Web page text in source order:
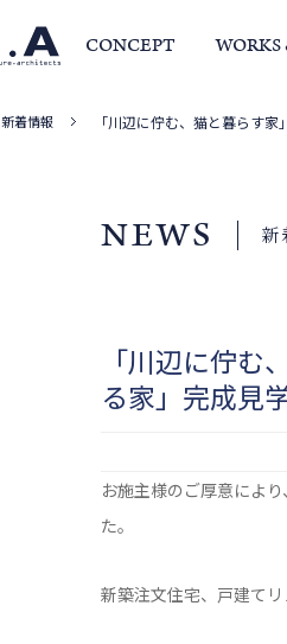
CONCEPT WORKS
事例集
サービス・家づくりの流れ 室
新着情報 「川辺に佇む、猫と暮らす
NEWS 新
「川辺に佇
る家」完成見
お施主様のご厚意によ
た。
新築注文住宅、戸建て